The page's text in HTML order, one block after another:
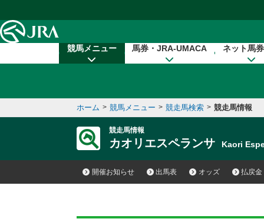
競馬メニュー 馬券・JRA-UMACA ネット馬
ホーム > 競馬メニュー > 競走馬検索 > 競走馬情報
競走馬情報
カオリエスペランサ Kaori
開催お知らせ 出馬表 オッズ 払戻金